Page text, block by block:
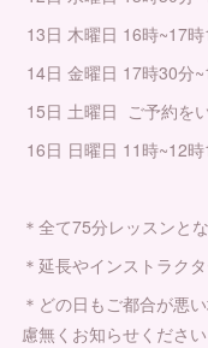
13日 木曜日 16時~17
14日 金曜日 17時30分
15日 土曜日 ご予約を
16日 日曜日 11時~12
＊全て75分レッスンと
＊延長やインストラク
＊どの日もご都合が悪
慮無くお知らせください